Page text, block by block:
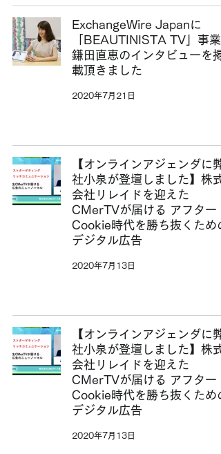
ExchangeWire Japanに
「BEAUTINISTA TV」事業
鎌田直恵のインタビューを掲
載頂きました
2020年7月21日
【オンラインアジェンダに弊
社小泉が登壇しました】株式
会社リレイドを迎えた
CMerTVが届ける アフター
Cookie時代を勝ち抜くため
デジタル広告
2020年7月13日
【オンラインアジェンダに弊
社小泉が登壇しました】株式
会社リレイドを迎えた
CMerTVが届ける アフター
Cookie時代を勝ち抜くため
デジタル広告
2020年7月13日